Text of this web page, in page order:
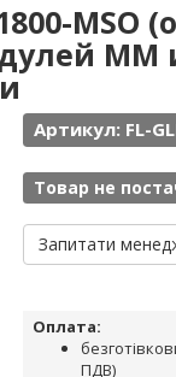
MSO
MM
Артикул: FL-
Товар не
Запитати
Оплата:
ПДВ)